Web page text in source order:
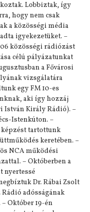
Lobbiztak, így
hogy nem csak
a közösségi média
igyekezetüket. –
közösségi rádiózást
célú pályázatunkat
a Fővárosi
vizsgálatára
egy FM 10-es
aki így hozzáj
Király Rádió). –
Istenkúton. –
képzést tartottunk
keretében. –
NCA működési
– Októberben a
nyertessé
Dr. Rábai Zsolt
adósságának
Október 19-én